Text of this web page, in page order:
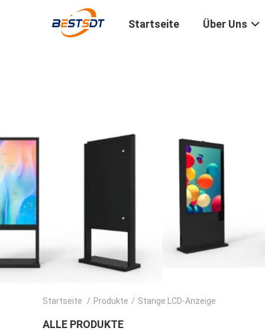
Startseite Über Uns
Startseite / Produkte / Stange LCD-Anzeige
ALLE PRODUKTE